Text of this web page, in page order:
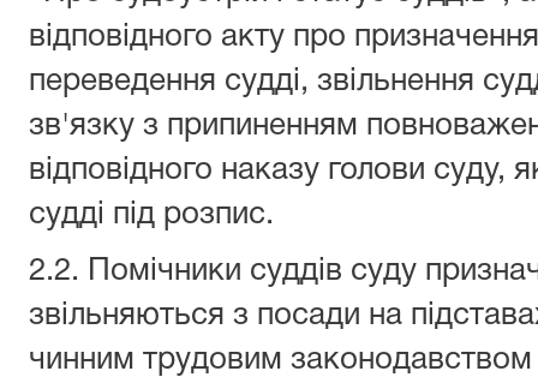
відповідного акту про
переведення судді, звільнення
зв'язку з припиненням
відповідного наказу голови
судді під розпис.
2.2. Помічники суддів суду
звільняються з посади на
чинним трудовим законодавством